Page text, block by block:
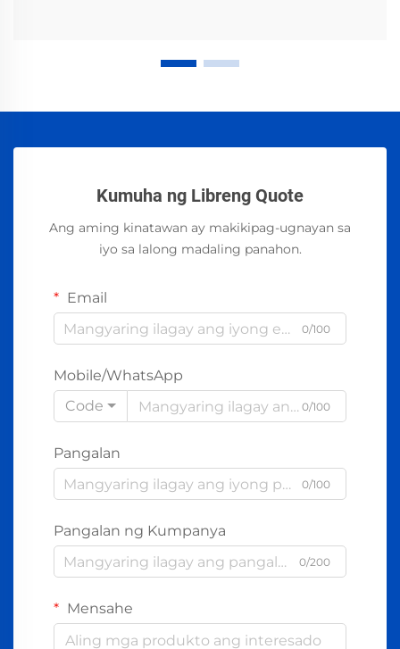
Kumuha ng Libreng Quote
Ang aming kinatawan ay makikipag-ugnayan sa
iyo sa lalong madaling panahon.
Email
0/100
Mobile/WhatsApp
Code
0/100
Pangalan
0/100
Pangalan ng Kumpanya
0/200
Mensahe